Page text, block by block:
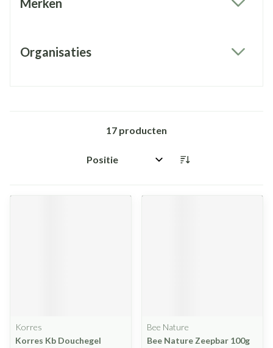
Merken
Organisaties
17 producten
Sorteer op:
Korres
Korres Kb Douchegel
Bee Nature
Bee Nature Zeepbar 100g